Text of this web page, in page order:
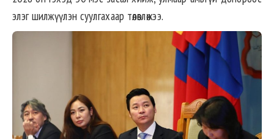
элэг шилжүүлэн суулгахаар төлөвлөжээ.